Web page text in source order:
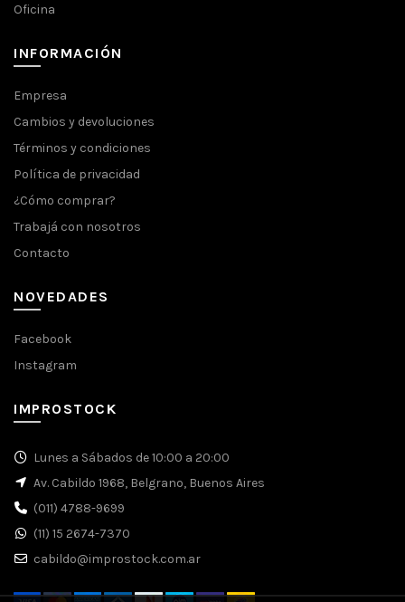
Oficina
INFORMACIÓN
Empresa
Cambios y devoluciones
Términos y condiciones
Política de privacidad
¿Cómo comprar?
Trabajá con nosotros
Contacto
NOVEDADES
Facebook
Instagram
IMPROSTOCK
Lunes a Sábados de 10:00 a 20:00
Av. Cabildo 1968, Belgrano, Buenos Aires
(011) 4788-9699
(11) 15 2674-7370
cabildo@improstock.com.ar